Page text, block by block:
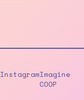
InstagramImagine
COOP